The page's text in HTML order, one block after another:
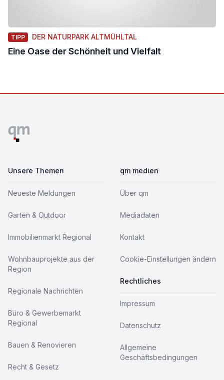
TIPP DER NATURPARK ALTMÜHLTAL
Eine Oase der Schönheit und Vielfalt
Unsere Themen
Neueste Meldungen
Garten & Outdoor
Immobilienmarkt Regional
Wohnbauprojekte aus der
Region
Regionale Nachrichten
Büro & Gewerbemarkt
Regional
Bauen & Renovieren
Recht & Gesetz
qm medien
Über qm
Mediadaten
Kontakt
Cookie-Einstellungen ändern
Rechtliches
Impressum
Datenschutz
Allgemeine
Geschäftsbedingungen